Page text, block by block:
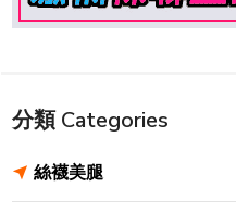
分類 Categories
絲襪美腿